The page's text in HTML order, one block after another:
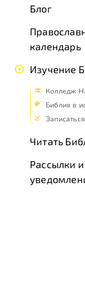
Блог
календарь
Изучение
Колледж
Библия в
Записаться
Читать
Рассылки и